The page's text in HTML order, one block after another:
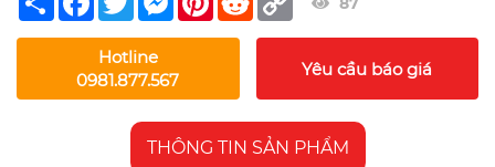
Link
Hotline
0981.877.567
Yêu cầu báo giá
THÔNG TIN SẢN PHẨM